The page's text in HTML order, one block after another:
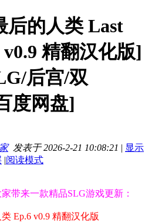
后的人类 Last
精翻汉化版]
后宫/双
度网盘]
发表于 2026-2-21 10:08:21 | 显示
|阅读模式
带来一款精品SLG游戏更新：
Ep.6 v0.9 精翻汉化版